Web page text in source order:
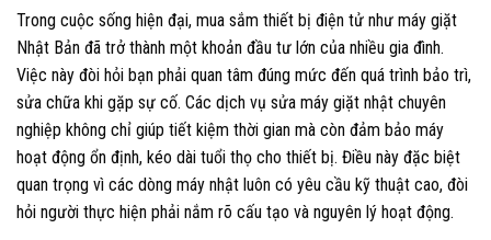
Trong cuộc sống hiện đại, mua sắm thiết bị điện tử như máy giặt
Nhật Bản đã trở thành một khoản đầu tư lớn của nhiều gia đình.
Việc này đòi hỏi bạn phải quan tâm đúng mức đến quá trình bảo trì,
sửa chữa khi gặp sự cố. Các dịch vụ sửa máy giặt nhật chuyên
nghiệp không chỉ giúp tiết kiệm thời gian mà còn đảm bảo máy
hoạt động ổn định, kéo dài tuổi thọ cho thiết bị. Điều này đặc biệt
quan trọng vì các dòng máy nhật luôn có yêu cầu kỹ thuật cao, đòi
hỏi người thực hiện phải nắm rõ cấu tạo và nguyên lý hoạt động.